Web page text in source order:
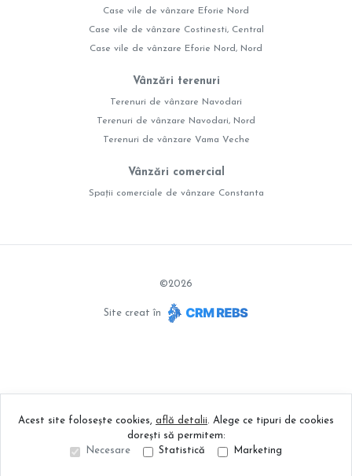
Case vile de vânzare Eforie Nord
Case vile de vânzare Costinesti, Central
Case vile de vânzare Eforie Nord, Nord
Vânzări terenuri
Terenuri de vânzare Navodari
Terenuri de vânzare Navodari, Nord
Terenuri de vânzare Vama Veche
Vânzări comercial
Spații comerciale de vânzare Constanta
©2026
Site creat în
Acest site folosește cookies, află detalii. Alege ce tipuri de cookies
dorești să permitem:
Necesare
Statistică Marketing